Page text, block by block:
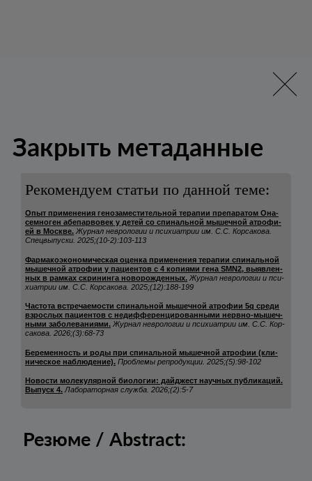
Закрыть метаданные
Рекомендуем статьи по данной теме:
Опыт при­ме­не­ния ге­но­за­мес­ти­тель­ной те­ра­пии пре­па­ра­том Она­
сем­но­ген абе­пар­во­век у де­тей со спи­наль­ной мы­шеч­ной ат­ро­фи­
ей в Мос­кве. Жур­нал нев­ро­ло­гии и пси­хи­ат­рии им. С.С. Кор­са­ко­ва.
Спец­вы­пус­ки. 2025;(10-2):103-113
Фар­ма­ко­эко­но­ми­чес­кая оцен­ка при­ме­не­ния те­ра­пии спи­наль­ной
мы­шеч­ной ат­ро­фии у па­ци­ен­тов с 4 ко­пи­ями ге­на SMN2, вы­яв­лен­
ных в рам­ках скри­нин­га но­во­рож­ден­ных. Жур­нал нев­ро­ло­гии и пси­
хи­ат­рии им. С.С. Кор­са­ко­ва. 2025;(12):188-199
Час­то­та встре­ча­емос­ти спи­наль­ной мы­шеч­ной ат­ро­фии 5q сре­ди
взрос­лых па­ци­ен­тов с не­диф­фе­рен­ци­ро­ван­ны­ми нер­вно-мы­шеч­
ны­ми за­бо­ле­ва­ни­ями. Жур­нал нев­ро­ло­гии и пси­хи­ат­рии им. С.С. Кор­
са­ко­ва. 2026;(3):68-73
Бе­ре­мен­ность и ро­ды при спи­наль­ной мы­шеч­ной ат­ро­фии (кли­
ни­чес­кое наб­лю­де­ние). Проб­ле­мы реп­ро­дук­ции. 2025;(5):98-102
Но­вос­ти мо­ле­ку­ляр­ной би­оло­гии: дай­джест на­уч­ных пуб­ли­ка­ций.
Вы­пуск 4. Ла­бо­ра­тор­ная служ­ба. 2026;(2):5-7
Резюме / Abstract: